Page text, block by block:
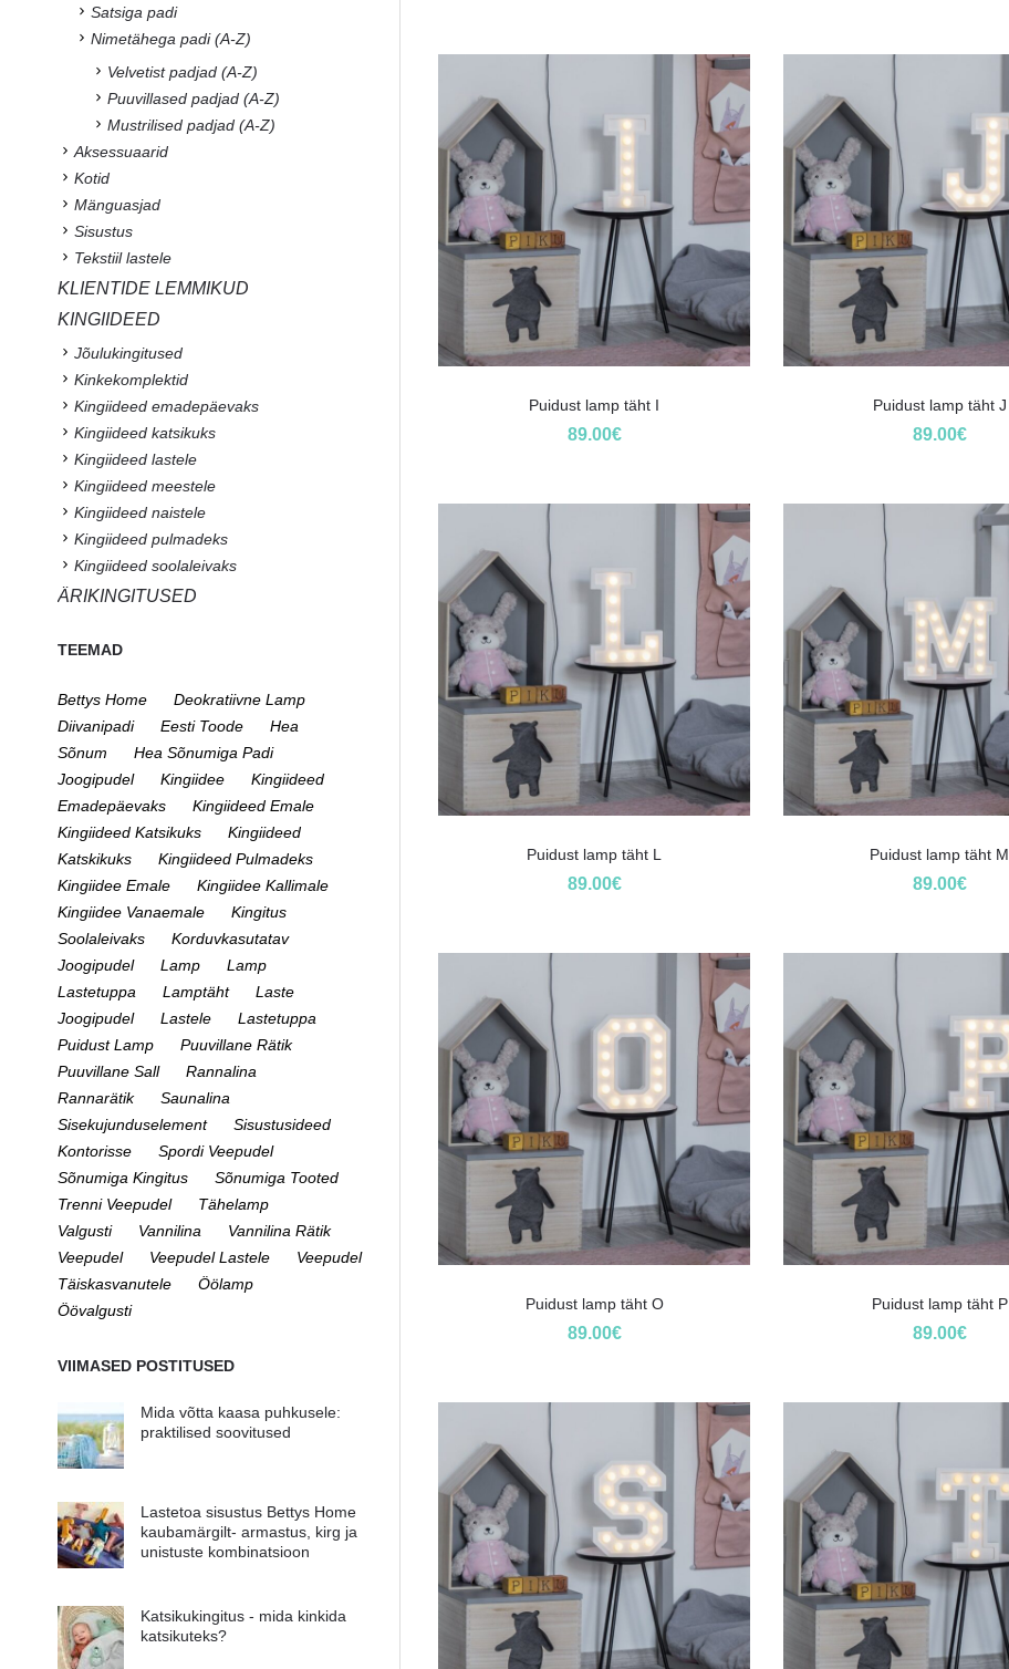
Puidust lamp täht I
89.00€
Puidust lamp täht J
89.00€
Puidust lamp täht L
89.00€
Puidust lamp täht M
89.00€
Puidust lamp täht O
89.00€
Puidust lamp täht P
89.00€
Satsiga padi
Nimetähega padi (A-Z)
Velvetist padjad (A-Z)
Puuvillased padjad (A-Z)
Mustrilised padjad (A-Z)
Aksessuaarid
Kotid
Mänguasjad
Sisustus
Tekstiil lastele
KLIENTIDE LEMMIKUD
KINGIIDEED
Jõulukingitused
Kinkekomplektid
Kingiideed emadepäevaks
Kingiideed katsikuks
Kingiideed lastele
Kingiideed meestele
Kingiideed naistele
Kingiideed pulmadeks
Kingiideed soolaleivaks
ÄRIKINGITUSED
TEEMAD
Bettys Home
Deokratiivne Lamp
Diivanipadi
Eesti Toode
Hea
Sõnum
Hea Sõnumiga Padi
Joogipudel
Kingiidee
Kingiideed
Emadepäevaks
Kingiideed Emale
Kingiideed Katsikuks
Kingiideed
Katskikuks
Kingiideed Pulmadeks
Kingiidee Emale
Kingiidee Kallimale
Kingiidee Vanaemale
Kingitus
Soolaleivaks
Korduvkasutatav
Joogipudel
Lamp
Lamp
Lastetuppa
Lamptäht
Laste
Joogipudel
Lastele
Lastetuppa
Puidust Lamp
Puuvillane Rätik
Puuvillane Sall
Rannalina
Rannarätik
Saunalina
Sisekujunduselement
Sisustusideed
Kontorisse
Spordi Veepudel
Sõnumiga Kingitus
Sõnumiga Tooted
Trenni Veepudel
Tähelamp
Valgusti
Vannilina
Vannilina Rätik
Veepudel
Veepudel Lastele
Veepudel
Täiskasvanutele
Öölamp
Öövalgusti
VIIMASED POSTITUSED
Mida võtta kaasa puhkusele:
praktilised soovitused
Lastetoa sisustus Bettys Home
kaubamärgilt- armastus, kirg ja
unistuste kombinatsioon
Katsikukingitus - mida kinkida
katsikuteks?